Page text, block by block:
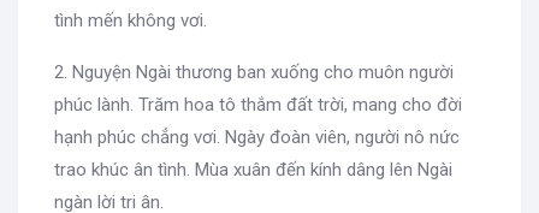
tình mến không vơi.
2. Nguyện Ngài thương ban xuống cho muôn người
phúc lành. Trăm hoa tô thắm đất trời, mang cho đời
hạnh phúc chẳng vơi. Ngày đoàn viên, người nô nức
trao khúc ân tình. Mùa xuân đến kính dâng lên Ngài
ngàn lời tri ân.